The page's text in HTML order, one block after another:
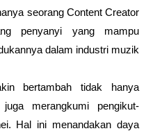
seorang Content Creator
penyanyi yang mampu
dalam industri muzik.
bertambah tidak hanya
merangkumi pengikut-
Hal ini menandakan daya